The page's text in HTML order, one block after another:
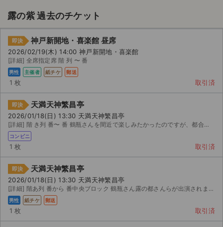
お知らせ
サイト情報
露の紫 過去のチケット
即決 神戸新開地・喜楽館 昼席
2026/02/19(木) 14:00 神戸新開地・喜楽館
[詳細] 全席指定席 階 列 〜 番
男性 主催者 紙チケ 郵送
1 枚 取引済
即決 天満天神繁昌亭
2026/01/18(日) 13:30 天満天神繁昌亭
[詳細] 階 き列 番〜 番 鶴瓶さんを間近で楽しみたかったのですが、都合が悪くなり行けなくなりま...
コンビニ
1 枚 取引済
即決 天満天神繁昌亭
2026/01/18(日) 13:30 天満天神繁昌亭
[詳細] 階あ列 番から 番中央ブロック 鶴瓶さん露の都さんらが出演されます。これが最終値下げです。...
男性 紙チケ 郵送
1 枚 取引済